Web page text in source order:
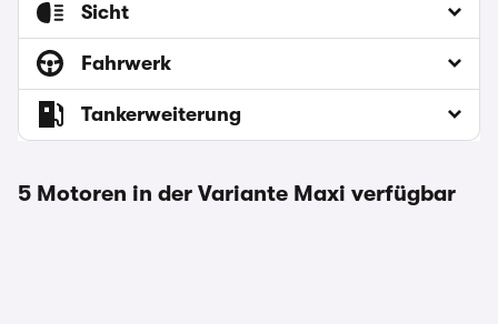
Sicht
Fahrwerk
Tankerweiterung
5 Motoren in der Variante Maxi verfügbar